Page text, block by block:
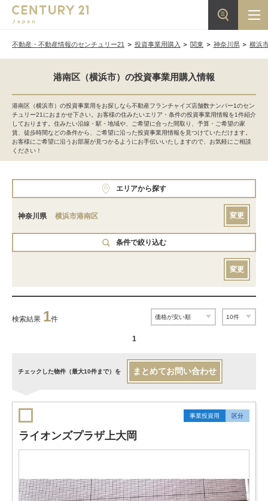
不動産・不動産情報のセンチュリー21 投資事業用購入 関東 神奈川県 横浜
港南区（横浜市）の投資事業用購入情報
港南区（横浜市）の投資事業用をお探しなら不動産フランチャイズ店舗数ナンバー1のセン
チュリー21におまかせ下さい。お客様の住みたいエリア・条件の投資事業用情報を1件紹介
しております。住みたい沿線・駅・地域や、ご希望に合った間取り、予算・ご希望の家
賃、徒歩時間などの条件から、ご希望に沿った投資事業用情報を見つけていただけます。
お客様にご希望に沿うお部屋が見つかるようにお手伝いいたしますので、お気軽にご相談
ください！
エリアから探す
神奈川県 横浜市港南区 変更
条件で絞り込む
変更
検索結果 1件
1
チェックした物件（最大10件まで）を まとめてお問い合わせ
事業投資用 区分
ライオンズプラザ上大岡